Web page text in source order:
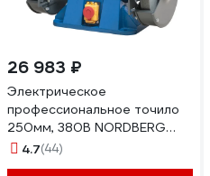
26 983 ₽
Электрическое
профессиональное точило
250мм, 380В NORDBERG
EG2511
4.7(44)